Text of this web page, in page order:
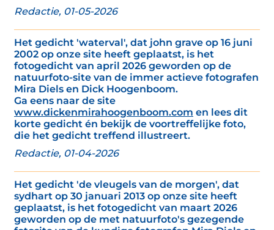
Redactie, 01-05-2026
Het gedicht 'waterval', dat john grave op 16 juni
2002 op onze site heeft geplaatst, is het
fotogedicht van april 2026 geworden op de
natuurfoto-site van de immer actieve fotografen
Mira Diels en Dick Hoogenboom.
Ga eens naar de site
www.dickenmirahoogenboom.com en lees dit
korte gedicht én bekijk de voortreffelijke foto,
die het gedicht treffend illustreert.
Redactie, 01-04-2026
Het gedicht 'de vleugels van de morgen', dat
sydhart op 30 januari 2013 op onze site heeft
geplaatst, is het fotogedicht van maart 2026
geworden op de met natuurfoto's gezegende